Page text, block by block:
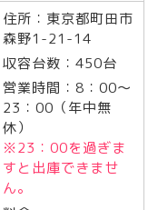
住所：東京都町田市
森野1-21-14
収容台数：450台
営業時間：8：00～
23：00（年中無
休）
※23：00を過ぎま
すと出庫できませ
ん。